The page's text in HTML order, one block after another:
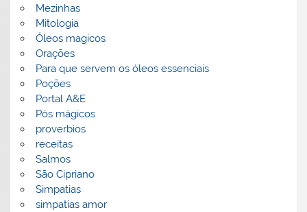
Mezinhas
Mitologia
Óleos magicos
Orações
Para que servem os óleos essenciais
Poções
Portal A&E
Pós mágicos
proverbios
receitas
Salmos
São Cipriano
Simpatias
simpatias amor